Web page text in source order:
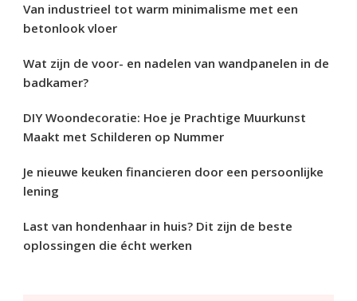
Van industrieel tot warm minimalisme met een
betonlook vloer
Wat zijn de voor- en nadelen van wandpanelen in de
badkamer?
DIY Woondecoratie: Hoe je Prachtige Muurkunst
Maakt met Schilderen op Nummer
Je nieuwe keuken financieren door een persoonlijke
lening
Last van hondenhaar in huis? Dit zijn de beste
oplossingen die écht werken